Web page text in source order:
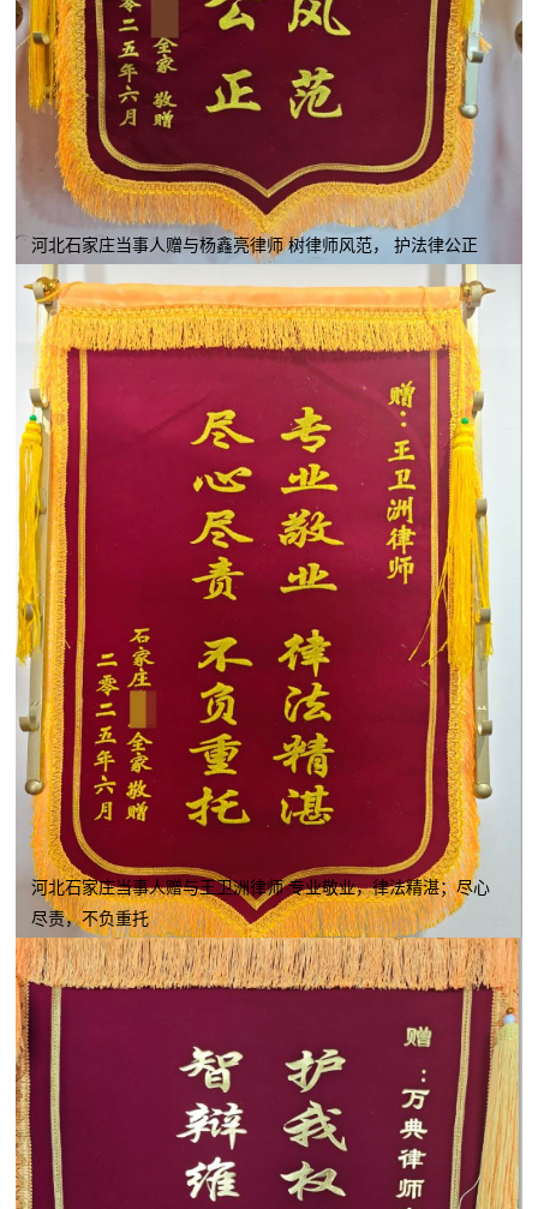
河北石家庄当事人赠与杨鑫亮律师 树律师风范， 护法律公正
河北石家庄当事人赠与王卫洲律师 专业敬业，律法精湛；尽心
尽责，不负重托